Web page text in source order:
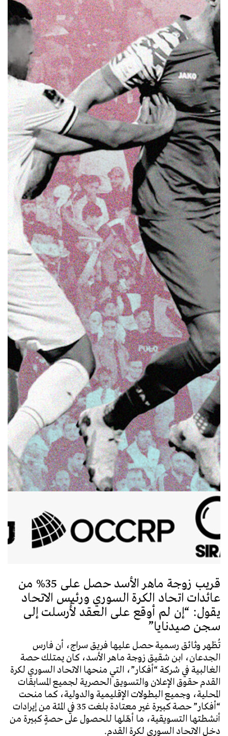
قريب زوجة ماهر الأسد حصل على 35% من
عائدات اتحاد الكرة السوري ورئيس الاتحاد
يقول: “إن لم أوقع على العقد لأُرسلت إلى
سجن صيدنايا”
تُظهر وثائق رسمية حصل عليها فريق سراج، أن فارس
الجدعان، ابن شقيق زوجة ماهر الأسد، كان يمتلك حصة
الغالبية في شركة “أفكار”، التي منحها الاتحاد السوري لكرة
القدم حقوق الإعلان والتسويق الحصرية لجميع المسابقات
المحلية، وجميع البطولات الإقليمية والدولية، كما منحت
“أفكار” حصة كبيرة غير معتادة بلغت 35 في المئة من إيرادات
أنشطتها التسويقية، ما أهّلها للحصول على حصةٍ كبيرة من
دخل الاتحاد السوري لكرة القدم.